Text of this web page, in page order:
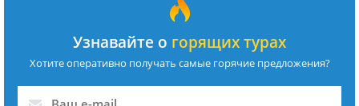
Узнавайте о горящих турах
Хотите оперативно получать самые горячие предложения?